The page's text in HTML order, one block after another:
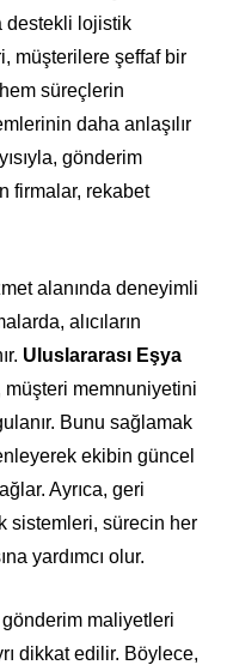
destekli lojistik
müşterilere şeffaf bir
süreçlerin
daha anlaşılır
gönderim
firmalar, rekabet
alanında deneyimli
alıcıların
Uluslararası Eşya
müşteri memnuniyetini
Bunu sağlamak
ekibin güncel
Ayrıca, geri
sistemleri, sürecin her
yardımcı olur.
gönderim maliyetleri
dikkat edilir. Böylece,